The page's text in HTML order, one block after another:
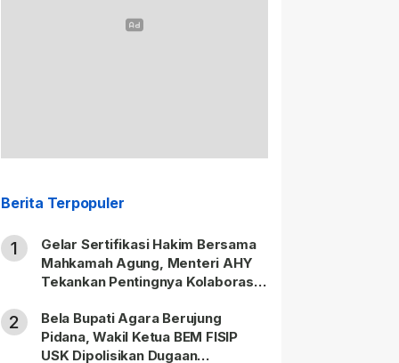
Berita Terpopuler
1
Gelar Sertifikasi Hakim Bersama
Mahkamah Agung, Menteri AHY
Tekankan Pentingnya Kolaborasi
Masyarakat
2
Bela Bupati Agara Berujung
Pidana, Wakil Ketua BEM FISIP
USK Dipolisikan Dugaan